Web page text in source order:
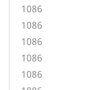
1086
1086
1086
1086
1086